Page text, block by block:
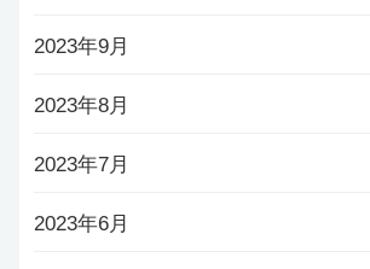
2023年9月
2023年8月
2023年7月
2023年6月